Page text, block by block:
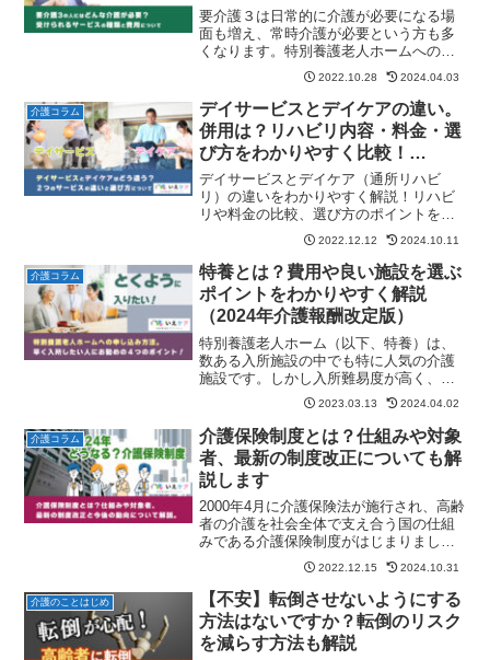
ら？（介護報酬改定版）
要介護３は日常的に介護が必要になる場
面も増え、常時介護が必要という方も多
くなります。特別養護老人ホームへの入
所対象となることから、在宅か施設とい
う選択をするタイミングでもあります。
在宅でも介護保険サービスを活用し、生
活を続けていくことは可能です。
2022.10.28 2024.04.03
介護コラム
デイサービスとデイケアの違い。
併用は？リハビリ内容・料金・選
び方をわかりやすく比較！
（2024年介護報酬改定版）
デイサービスとデイケア（通所リハビ
リ）の違いをわかりやすく解説！リハビ
リや料金の比較、選び方のポイントをご
紹介。リハビリ重視？交流重視？あなた
にぴったりなのはどっち？機能訓練特化
型デイサービスとデイケア、効果の違い
はあるか。
2022.12.12 2024.10.11
介護コラム
特養とは？費用や良い施設を選ぶ
ポイントをわかりやすく解説
（2024年介護報酬改定版）
特別養護老人ホーム（以下、特養）は、
数ある入所施設の中でも特に人気の介護
施設です。しかし入所難易度が高く、申
し込みについて疑問を感じている方も多
いのではないでしょうか。そこで今回
は、特養の概要や料金体系・申し込む際
のポイントなどについて詳し...
2023.03.13 2024.04.02
介護コラム
介護保険制度とは？仕組みや対象
者、最新の制度改正についても解
説します
2000年4月に介護保険法が施行され、高齢
者の介護を社会全体で支え合う国の仕組
みである介護保険制度がはじまりまし
た。介護保険制度の創設以来、65歳以上
の被保険者数は約1.7倍に増加、サービス
の利用者数は約3.4倍に増加しており
（2021年3...
2022.12.15 2024.10.31
介護のことはじめ
【不安】転倒させないようにする
方法はないですか？転倒のリスク
を減らす方法も解説